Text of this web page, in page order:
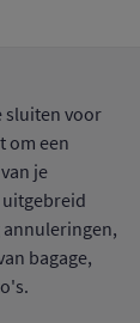
sluiten voor
om een
je
bagage,